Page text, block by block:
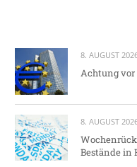
8. AUGUST
Achtung vor
8. AUGUST
Bestände in